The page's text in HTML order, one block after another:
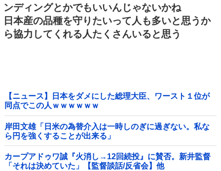
ンディングとかでもいいんじゃないかね
日本産の品種を守りたいって人も多いと思うか
ら協力してくれる人たくさんいると思う
【ニュース】日本をダメにした総理大臣、ワースト１位が
同点でこの人ｗｗｗｗｗｗ
岸田文雄「日米の為替介入は一時しのぎに過ぎない。私な
ら円を強くすることが出来る」
カープアドゥワ誠『火消し→12回続投』に賛否。新井監督
「それは決めていた」【監督談話/反省会】他